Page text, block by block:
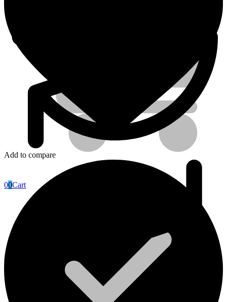
00Cart
Add to compare